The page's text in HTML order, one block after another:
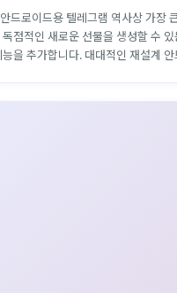
드로이드용 텔레그램 역사상 가장
점적인 새로운 선물을 생성할 수 있
을 추가합니다. 대대적인 재설계 안